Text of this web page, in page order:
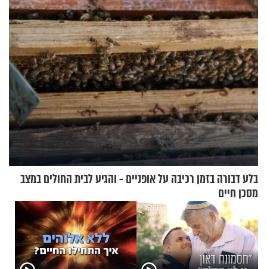
בשיעור מיוחד
בלע דבורה בזמן רכיבה על אופניים - והגיע לבית החולים במצב
מסכן חיים